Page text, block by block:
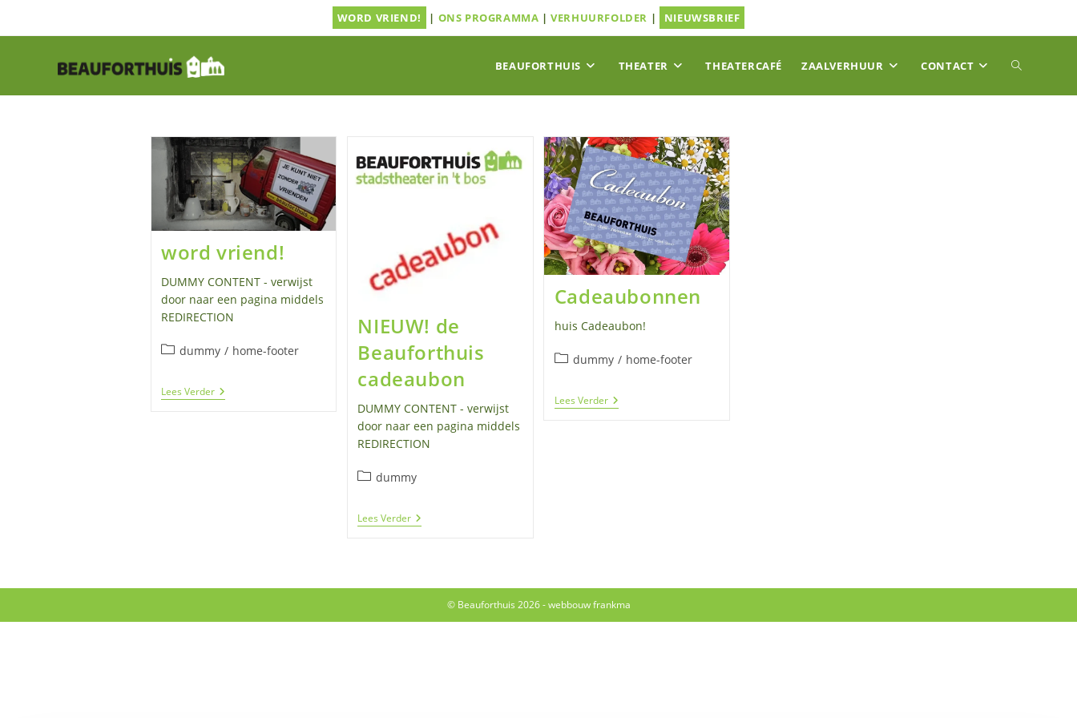
WORD VRIEND! | ONS PROGRAMMA |VERHUURFOLDER | NIEUWSBRIEF
BEAUFORTHUIS THEATER THEATERCAFÉ ZAALVERHUUR CONTACT TOGGLE
word vriend!
DUMMY CONTENT - verwijst
door naar een pagina middels
REDIRECTION
Berichtcategorie:
dummy / home-footer
Lees VerderWord
Vriend!
NIEUW! de
Beauforthuis
cadeaubon
DUMMY CONTENT - verwijst
door naar een pagina middels
REDIRECTION
Berichtcategorie:
dummy
Lees VerderNIEUW!
De
Cadeaubonnen
huis Cadeaubon!
Berichtcategorie:
dummy / home-footer
Lees VerderCadeaubonnen
© Beauforthuis 2026 - webbouwfrankma